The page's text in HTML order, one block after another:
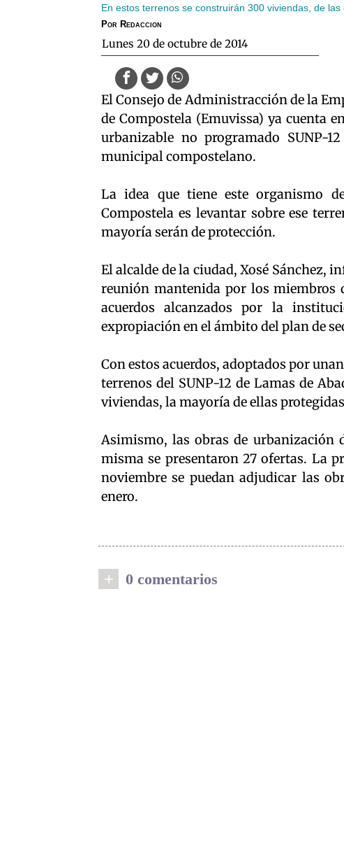
En estos terrenos se construirán 300 viviendas, de
Por Redaccion
lunes 20 de octubre de 2014
El Consejo de Administracción de la
de Compostela (Emuvissa) ya cuenta
urbanizable no programado SUNP-
municipal compostelano.
La idea que tiene este organismo
Compostela es levantar sobre ese
mayoría serán de protección.
El alcalde de la ciudad, Xosé Sánchez,
reunión mantenida por los miembros
acuerdos alcanzados por la
expropiación en el ámbito del plan de
Con estos acuerdos, adoptados por
terrenos del SUNP-12 de Lamas de
viviendas, la mayoría de ellas
Asimismo, las obras de
misma se presentaron 27 ofertas. La
noviembre se puedan adjudicar las
enero.
+ 0 comentarios